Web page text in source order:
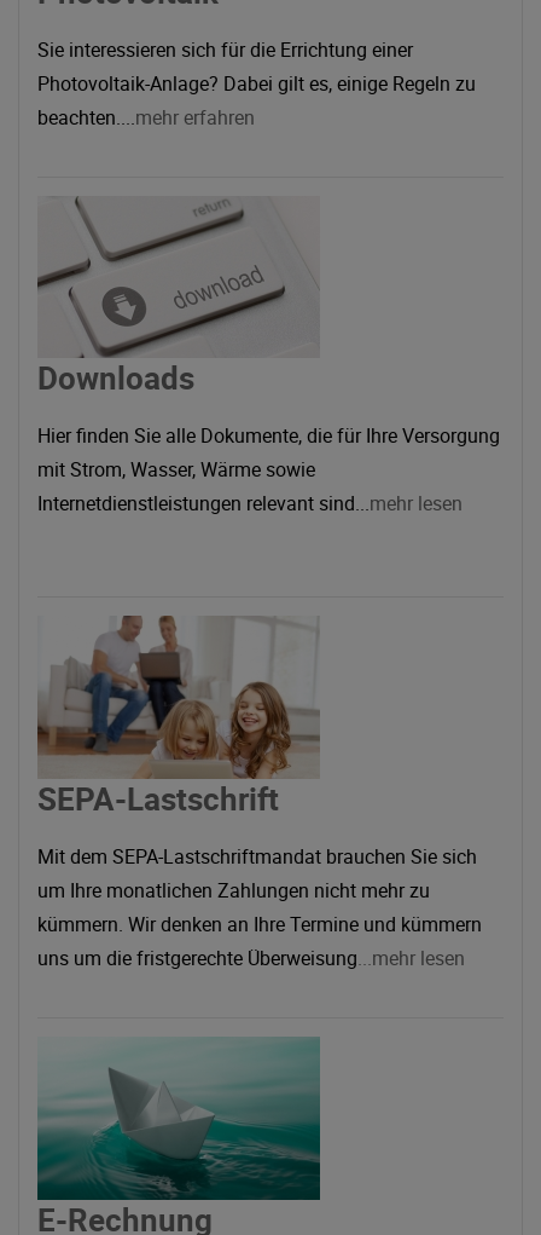
Sie interessieren sich für die Errichtung einer
Photovoltaik-Anlage? Dabei gilt es, einige Regeln zu
beachten....mehr erfahren
Downloads
Hier finden Sie alle Dokumente, die für Ihre Versorgung
mit Strom, Wasser, Wärme sowie
Internetdienstleistungen relevant sind...mehr lesen
SEPA-Lastschrift
Mit dem SEPA-Lastschriftmandat brauchen Sie sich
um Ihre monatlichen Zahlungen nicht mehr zu
kümmern. Wir denken an Ihre Termine und kümmern
uns um die fristgerechte Überweisung...mehr lesen
E-Rechnung